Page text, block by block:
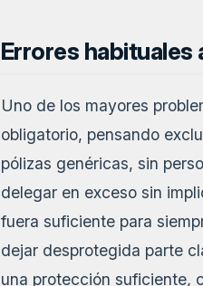
Errores
Uno de los mayores
obligatorio, pensando
pólizas genéricas, sin
delegar en exceso sin
fuera suficiente para
dejar desprotegida parte
una protección suficiente,